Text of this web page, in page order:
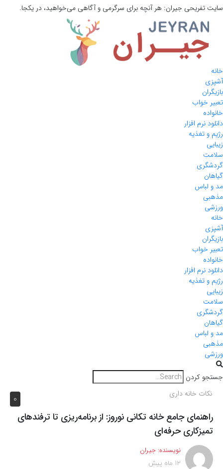
سایت تفریحی جیران: هر آنچه برای سرگرمی و آگاهی می‌خواهید، در یکجا.
خانه
آشپزی
بازیگران
تعبیر خواب
خانواده
دانلود نرم افزار
رژیم و تغذیه
زیبایی
سلامت
گردشگری
گیاهان
مد و لباس
مذهبی
ورزشی
خانه
آشپزی
بازیگران
تعبیر خواب
خانواده
دانلود نرم افزار
رژیم و تغذیه
زیبایی
سلامت
گردشگری
گیاهان
مد و لباس
مذهبی
ورزشی
جستجو کردن
0 نکات خانه داری
راهنمای جامع خانه تکانی نوروز: از برنامه‌ریزی تا ترفندهای
تمیزکاری حرفه‌ای
نویسنده: جیران
12 ماه پیش